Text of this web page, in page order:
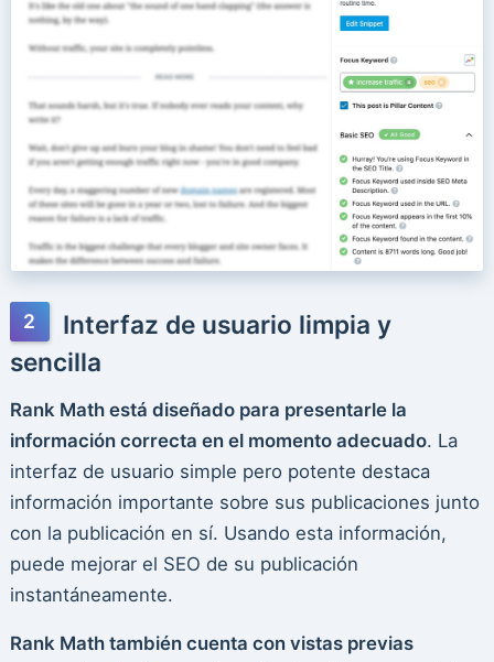
Interfaz de usuario limpia y
sencilla
Rank Math está diseñado para presentarle la
información correcta en el momento adecuado. La
interfaz de usuario simple pero potente destaca
información importante sobre sus publicaciones junto
con la publicación en sí. Usando esta información,
puede mejorar el SEO de su publicación
instantáneamente.
Rank Math también cuenta con vistas previas